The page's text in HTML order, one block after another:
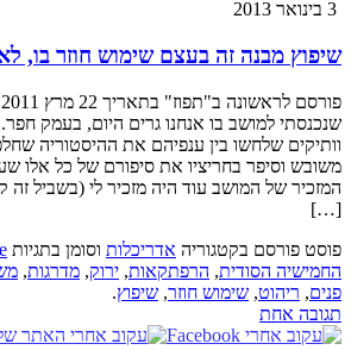
שיפוץ מבנה זה בעצם שימוש חוזר בו,
שנכנסתי למושב בו אנחנו גרים היום, בעמק
וותיקים שלחשו בין ענפיהם את ההיסטוריה
משובש וסיפר בחריציו את סיפורם של כל אלו
המזכיר של המושב עוד היה מזכיר לי (בשביל זה
[…]
פוסט פורסם בקטגוריהאדריכלותוסומן בתגיות
החמישיה הסודית,הרפתקאות,ירוק,מדרגות,
פנים,ריהוט,שימוש חוזר,שיפוץ.
תגובה אחת